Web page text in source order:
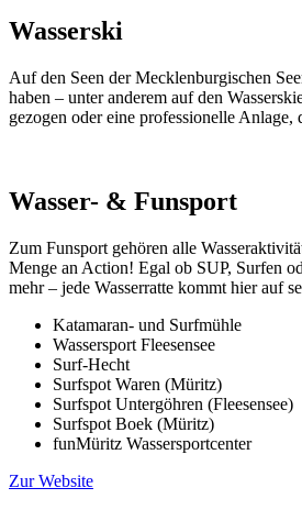
Wasserski
Auf den Seen der Mecklenburgischen
haben – unter anderem auf den
gezogen oder eine professionelle Anlage,
Wasser- & Funsport
Zum Funsport gehören alle
Menge an Action! Egal ob SUP, Surfen
mehr – jede Wasserratte kommt hier auf
Katamaran- und Surfmühle
Wassersport Fleesensee
Surf-Hecht
Surfspot Waren (Müritz)
Surfspot Untergöhren (Fleesensee)
Surfspot Boek (Müritz)
funMüritz Wassersportcenter
Zur Website